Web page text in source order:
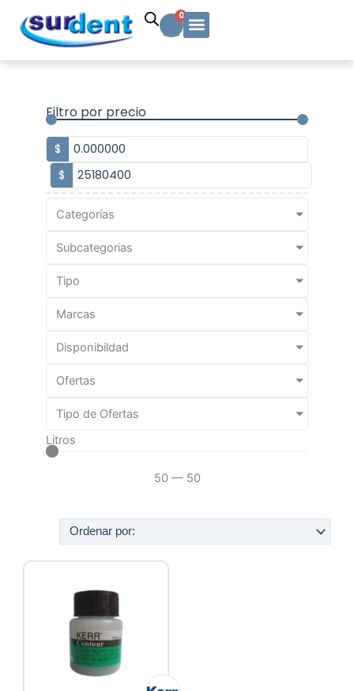
contenido
0
Carrito
Filtro por precio
$
$
Categorías
Subcategorias
Tipo
Marcas
Disponibildad
Ofertas
Tipo de Ofertas
Litros
50 — 50